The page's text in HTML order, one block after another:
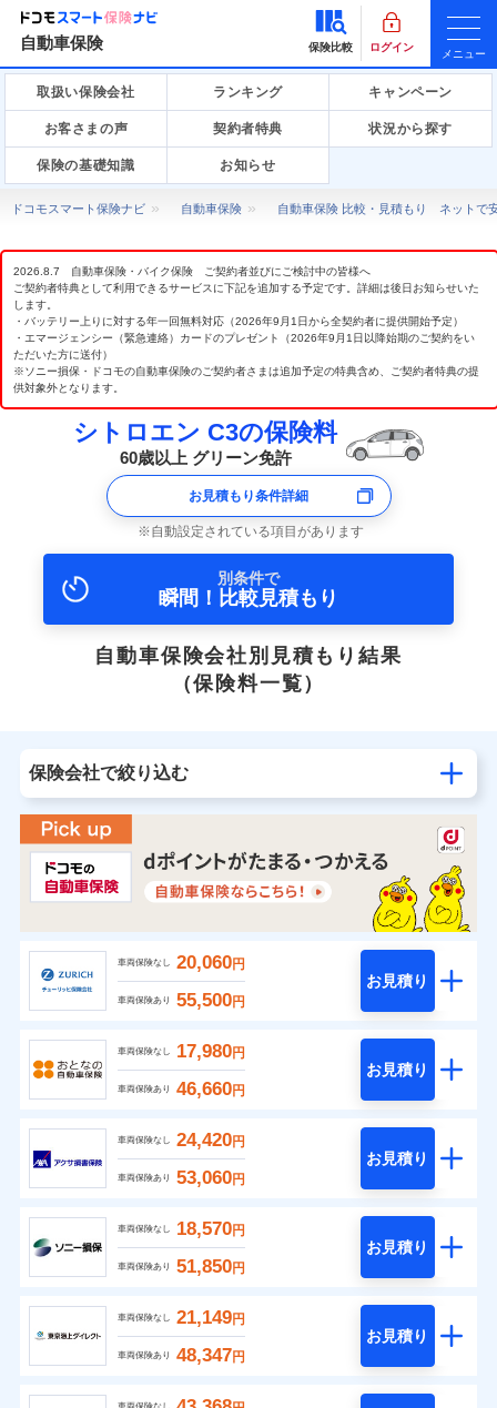
自動車保険 保険比較 ログイン
メニュー
取扱い保険会社 ランキング キャンペーン
お客さまの声 契約者特典 状況から探す
保険の基礎知識 お知らせ
ドコモスマート保険ナビ 自動車保険 自動車保険 比較・見積もり ネットで
2026.8.7 自動車保険・バイク保険 ご契約者並びにご検討中の皆様へ
ご契約者特典として利用できるサービスに下記を追加する予定です。詳細は後日お知らせいた
します。
・バッテリー上りに対する年一回無料対応（2026年9月1日から全契約者に提供開始予定）
・エマージェンシー（緊急連絡）カードのプレゼント（2026年9月1日以降始期のご契約をい
ただいた方に送付）
※ソニー損保・ドコモの自動車保険のご契約者さまは追加予定の特典含め、ご契約者特典の提
供対象外となります。
シトロエン C3の保険料
60歳以上 グリーン免許
お見積もり条件詳細
自動設定されている項目があります
別条件で
瞬間！比較見積もり
自動車保険会社別見積もり結果
（保険料一覧）
保険会社で絞り込む
車両保険なし 20,060円
車両保険あり 55,500円
お見積り
車両保険なし 17,980円
車両保険あり 46,660円
お見積り
車両保険なし 24,420円
車両保険あり 53,060円
お見積り
車両保険なし 18,570円
車両保険あり 51,850円
お見積り
車両保険なし 21,149円
車両保険あり 48,347円
お見積り